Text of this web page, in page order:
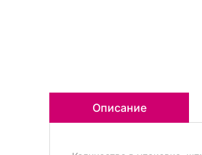
Описание